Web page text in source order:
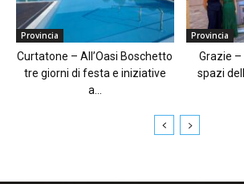
Provincia
Curtatone – All’Oasi Boschetto
tre giorni di festa e iniziative
a...
Provincia
Grazie –
spazi